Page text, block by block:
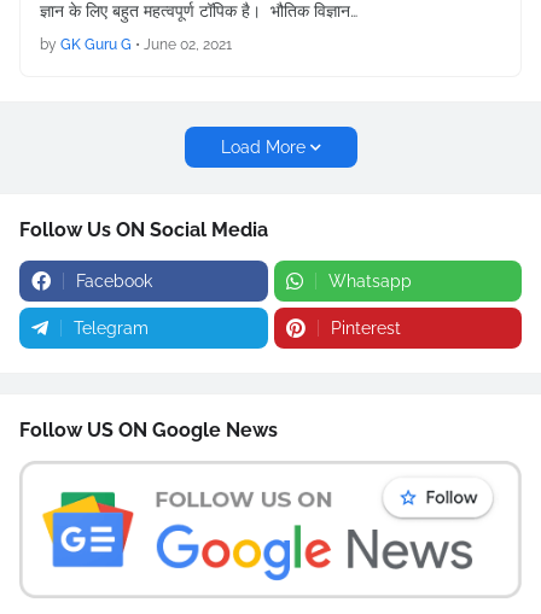
ज्ञान के लिए बहुत महत्वपूर्ण टॉपिक है। भौतिक विज्ञान…
by GK Guru G • June 02, 2021
Load More
Follow Us ON Social Media
Facebook Whatsapp
Telegram Pinterest
Follow US ON Google News